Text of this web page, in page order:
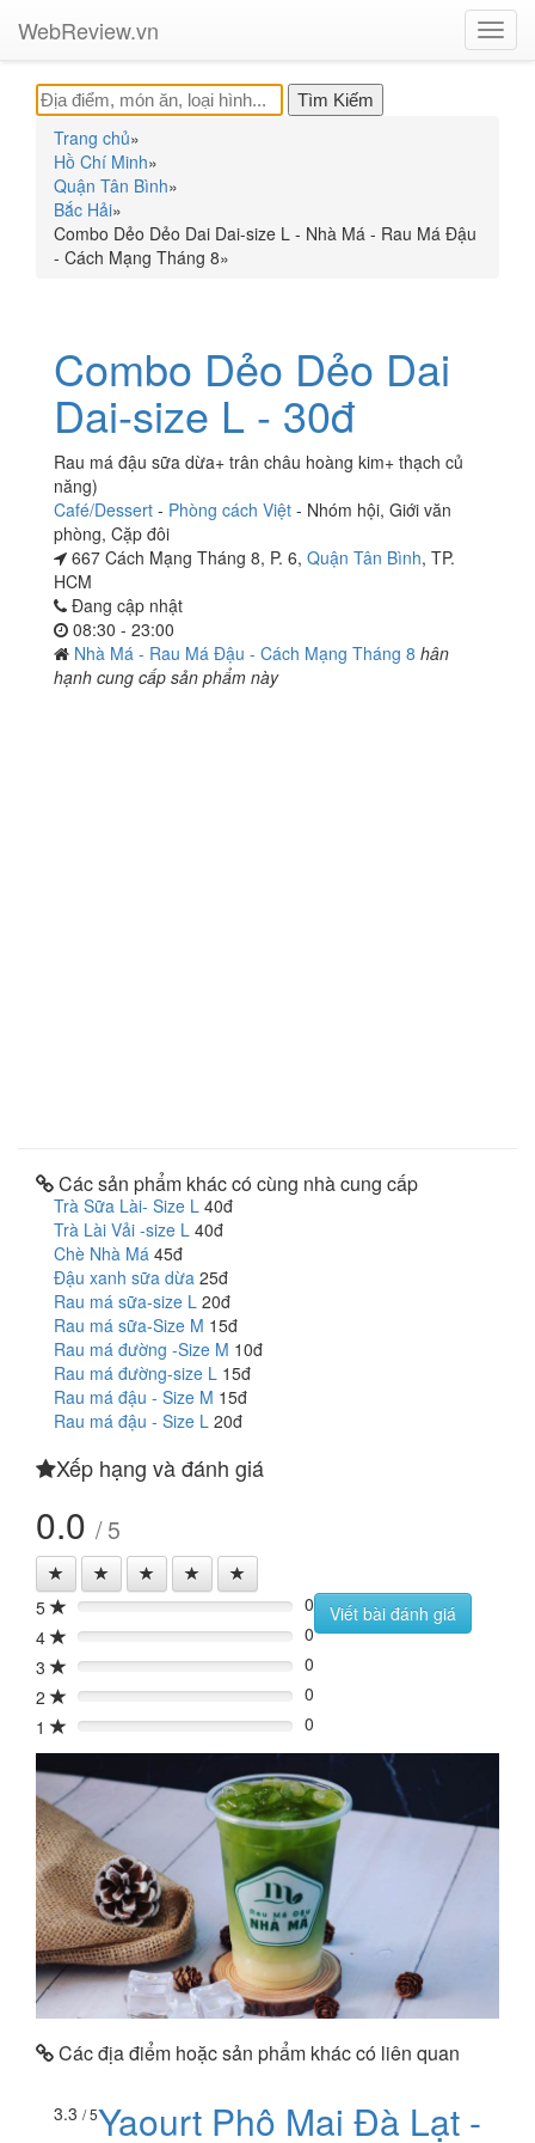
WebReview.vn
Trang chủ»
Hồ Chí Minh»
Quận Tân Bình»
Bắc Hải»
Combo Dẻo Dẻo Dai Dai-size L - Nhà Má - Rau Má Đậu
- Cách Mạng Tháng 8»
Combo Dẻo Dẻo Dai
Dai-size L - 30đ
Rau má đậu sữa dừa+ trân châu hoàng kim+ thạch củ
năng)
Café/Dessert - Phòng cách Việt - Nhóm hội, Giới văn
phòng, Cặp đôi
667 Cách Mạng Tháng 8, P. 6, Quận Tân Bình, TP.
HCM
Đang cập nhật
08:30 - 23:00
Nhà Má - Rau Má Đậu - Cách Mạng Tháng 8 hân
hạnh cung cấp sản phẩm này
Các sản phẩm khác có cùng nhà cung cấp
Trà Sữa Lài- Size L 40đ
Trà Lài Vải -size L 40đ
Chè Nhà Má 45đ
Đậu xanh sữa dừa 25đ
Rau má sữa-size L 20đ
Rau má sữa-Size M 15đ
Rau má đường -Size M 10đ
Rau má đường-size L 15đ
Rau má đậu - Size M 15đ
Rau má đậu - Size L 20đ
Xếp hạng và đánh giá
0.0 / 5
5 0%
0
4
0%
0
3
0%
0
2
0%
0
1
0% 0
Viết bài đánh giá
Các địa điểm hoặc sản phẩm khác có liên quan
3.3 / 5Yaourt Phô Mai Đà Lạt -